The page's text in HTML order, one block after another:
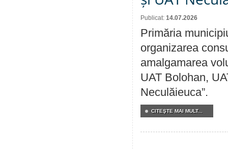
Publicat: 14.07.2026
Primăria
organizarea
amalgamarea
UAT Bolohan,
Neculăieuca”.
CITEŞTE MAI MULT...